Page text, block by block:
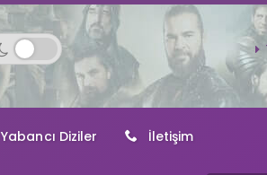
Yabancı Diziler İletişim